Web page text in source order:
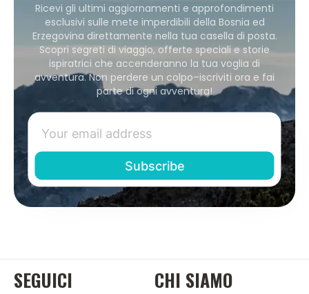
Ricevi gli ultimi aggiornamenti e approfondimenti
esclusivi sulle mete imperdibili della Bosnia ed
Erzegovina direttamente nella tua casella di posta.
Scopri segreti di viaggio, offerte speciali e storie
ispiratrici che accenderanno la tua voglia di
avventura. Non perdere un colpo–iscriviti ora e fai
parte di ogni avventura!
SEGUICI CHI SIAMO